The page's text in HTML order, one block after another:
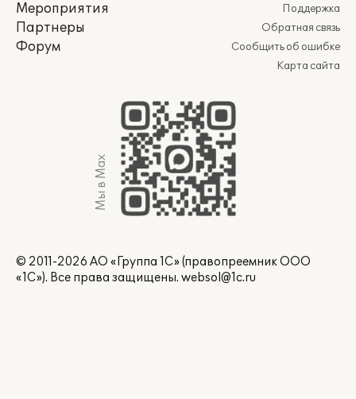
Мероприятия
Партнеры
Форум
Поддержка
Обратная связь
Сообщить об ошибке
Карта сайта
Мы в Max
© 2011-2026 АО «Группа 1С» (правопреемник ООО
«1С»). Все права защищены. websol@1c.ru